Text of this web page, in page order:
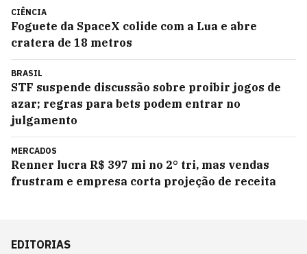
CIÊNCIA
Foguete da SpaceX colide com a Lua e abre
cratera de 18 metros
BRASIL
STF suspende discussão sobre proibir jogos de
azar; regras para bets podem entrar no
julgamento
MERCADOS
Renner lucra R$ 397 mi no 2° tri, mas vendas
frustram e empresa corta projeção de receita
EDITORIAS